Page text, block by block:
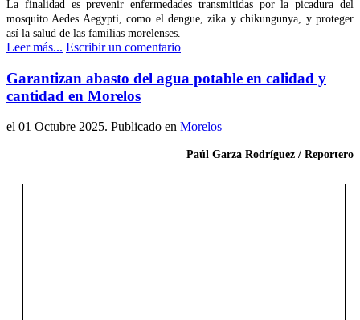
La finalidad es prevenir enfermedades transmitidas por la picadura del
mosquito Aedes Aegypti, como el dengue, zika y chikungunya, y proteger
así la salud de las familias morelenses.
Leer más... Escribir un comentario
Garantizan abasto del agua potable en calidad y
cantidad en Morelos
el 01 Octubre 2025. Publicado en Morelos
Paúl Garza Rodríguez / Reportero